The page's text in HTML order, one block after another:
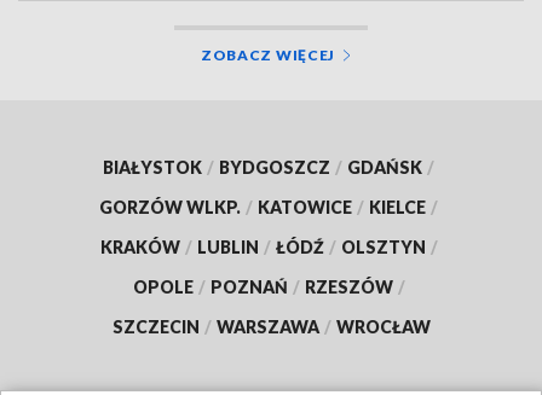
ZOBACZ WIĘCEJ
BIAŁYSTOK / BYDGOSZCZ / GDAŃSK /
GORZÓW WLKP. / KATOWICE / KIELCE /
KRAKÓW / LUBLIN / ŁÓDŹ / OLSZTYN /
OPOLE / POZNAŃ / RZESZÓW /
SZCZECIN / WARSZAWA / WROCŁAW